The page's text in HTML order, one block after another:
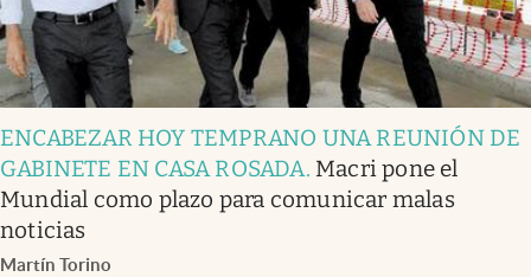
ENCABEZAR HOY TEMPRANO UNA REUNIÓN DE
GABINETE EN CASA ROSADA. Macri pone el
Mundial como plazo para comunicar malas
noticias
Martín Torino